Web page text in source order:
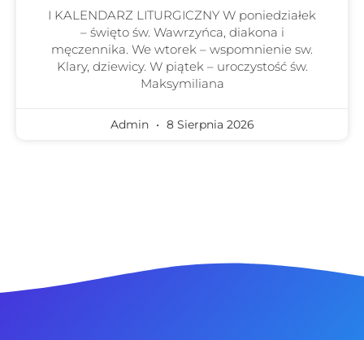
I KALENDARZ LITURGICZNY W poniedziałek
– święto św. Wawrzyńca, diakona i
męczennika. We wtorek – wspomnienie sw.
Klary, dziewicy. W piątek – uroczystość św.
Maksymiliana
Admin 8 Sierpnia 2026